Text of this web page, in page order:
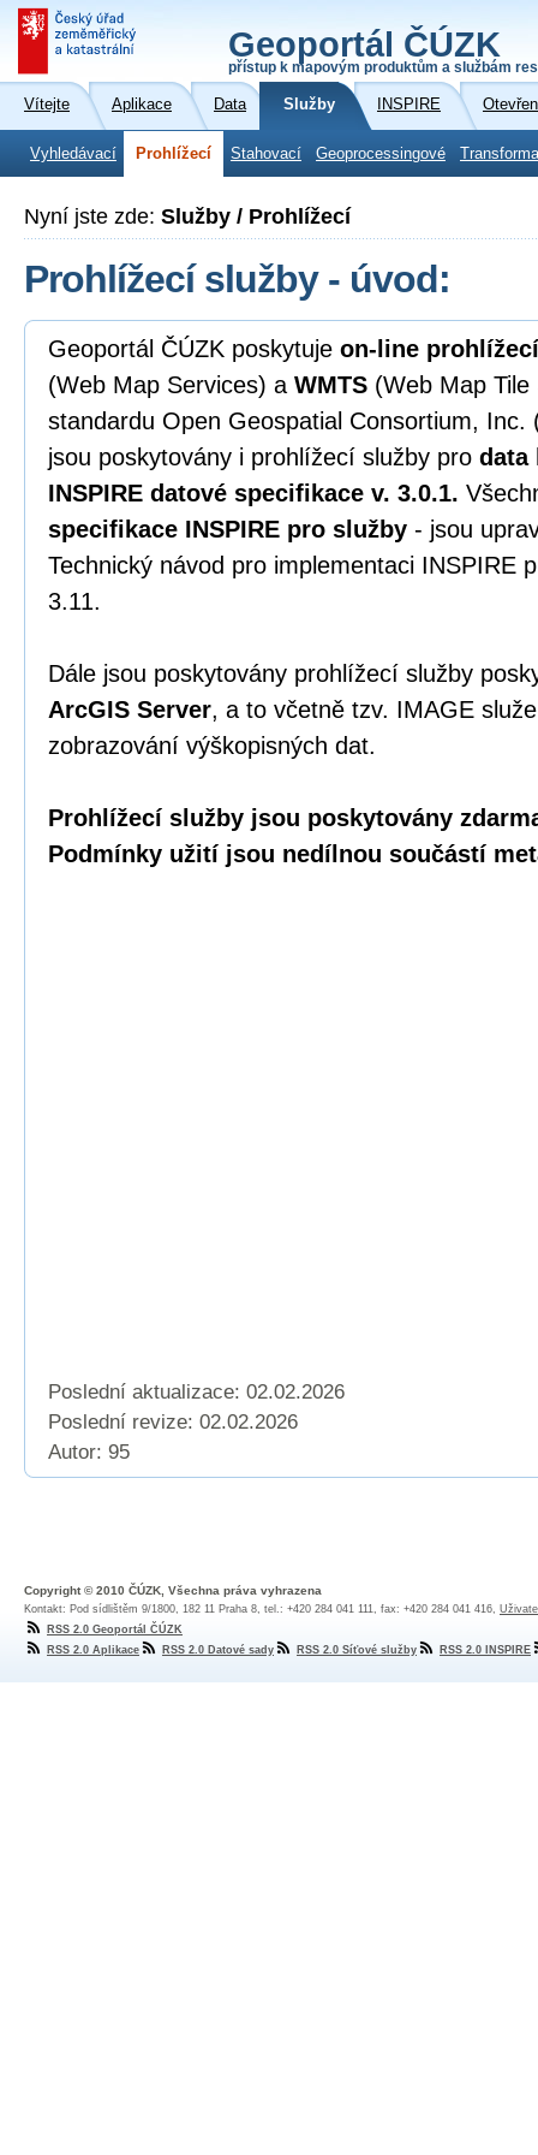
Geoportál ČÚZK
přístup k mapovým produktům a službám
Vítejte Aplikace Data Služby INSPIRE
Vyhledávací Prohlížecí Stahovací Geoprocessingové
Nyní jste zde: Služby / Prohlížecí
Prohlížecí služby - úvod:
Geoportál ČÚZK poskytuje on-line
(Web Map Services) a WMTS (Web Map
standardu Open Geospatial Consortium, Inc.
jsou poskytovány i prohlížecí služby pro data
INSPIRE datové specifikace v. 3.0.1.
specifikace INSPIRE pro služby - jsou
Technický návod pro implementaci INSPIRE
3.11.
Dále jsou poskytovány prohlížecí služby
ArcGIS Server, a to včetně tzv. IMAGE
zobrazování výškopisných dat.
Prohlížecí služby jsou poskytovány
Podmínky užití jsou nedílnou součástí
Poslední aktualizace: 02.02.2026
Poslední revize: 02.02.2026
Autor: 95
Copyright © 2010 ČÚZK, Všechna práva vyhrazena
Kontakt: Pod sídlištěm 9/1800, 182 11 Praha 8, tel.: +420 284 041 111, fax: +420 284 041 416,
RSS 2.0 Geoportál ČÚZK
RSS 2.0 Aplikace
RSS 2.0 Datové sady RSS 2.0 Síťové služby RSS 2.0 INSPIRE